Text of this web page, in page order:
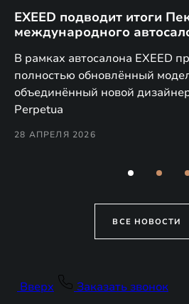
EXEED подводит итоги
международного
В рамках автосалона EXEED
полностью обновлённый
объединённый новой
Perpetua
28 АПРЕЛЯ 2026
ВСЕ НОВОСТИ
Вверх Заказать звонок